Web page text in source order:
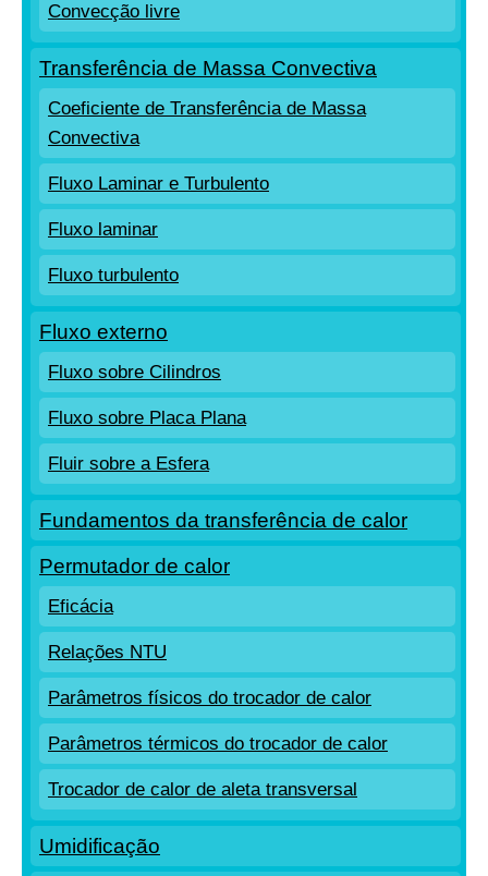
Convecção livre
Transferência de Massa Convectiva
Coeficiente de Transferência de Massa
Convectiva
Fluxo Laminar e Turbulento
Fluxo laminar
Fluxo turbulento
Fluxo externo
Fluxo sobre Cilindros
Fluxo sobre Placa Plana
Fluir sobre a Esfera
Fundamentos da transferência de calor
Permutador de calor
Eficácia
Relações NTU
Parâmetros físicos do trocador de calor
Parâmetros térmicos do trocador de calor
Trocador de calor de aleta transversal
Umidificação